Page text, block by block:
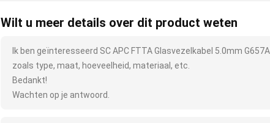
Wilt u meer details over dit product weten
Ik ben geïnteresseerd SC APC FTTA Glasvezelkabel 5.0mm
zoals type, maat, hoeveelheid, materiaal, etc.
Bedankt!
Wachten op je antwoord.